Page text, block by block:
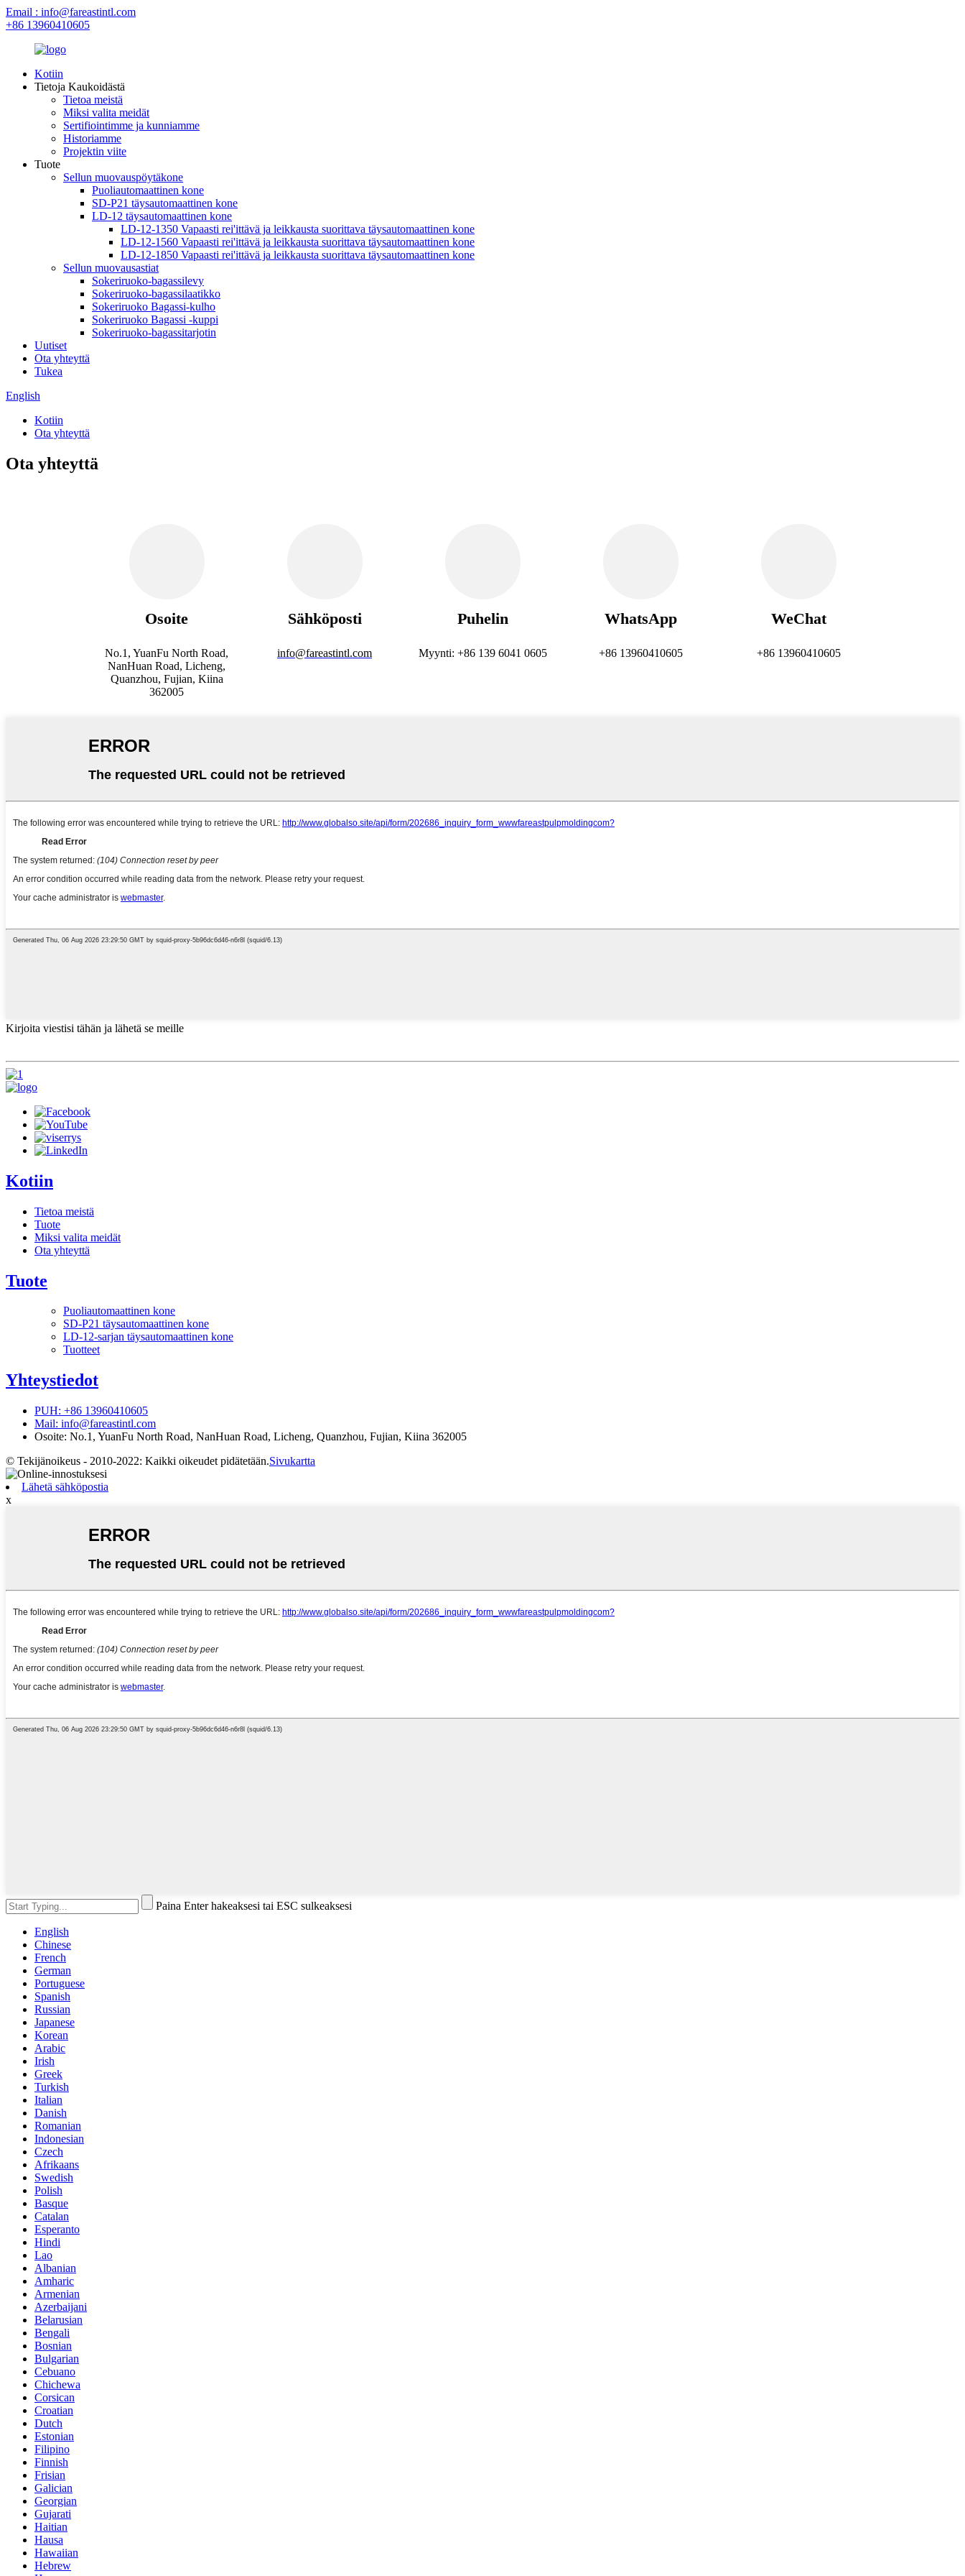
Email : info@fareastintl.com
+86 13960410605
Kotiin
Tietoja Kaukoidästä
Tietoa meistä
Miksi valita meidät
Sertifiointimme ja kunniamme
Historiamme
Projektin viite
Tuote
Sellun muovauspöytäkone
Puoliautomaattinen kone
SD-P21 täysautomaattinen kone
LD-12 täysautomaattinen kone
LD-12-1350 Vapaasti rei'ittävä ja leikkausta suorittava täysautomaattinen kone
LD-12-1560 Vapaasti rei'ittävä ja leikkausta suorittava täysautomaattinen kone
LD-12-1850 Vapaasti rei'ittävä ja leikkausta suorittava täysautomaattinen kone
Sellun muovausastiat
Sokeriruoko-bagassilevy
Sokeriruoko-bagassilaatikko
Sokeriruoko Bagassi-kulho
Sokeriruoko Bagassi -kuppi
Sokeriruoko-bagassitarjotin
Uutiset
Ota yhteyttä
Tukea
English
Kotiin
Ota yhteyttä
Ota yhteyttä
Osoite
No.1, YuanFu North Road,
NanHuan Road, Licheng,
Quanzhou, Fujian, Kiina
362005
Sähköposti
info@fareastintl.com
Puhelin
Myynti: +86 139 6041 0605
WhatsApp
+86 13960410605
WeChat
+86 13960410605
Kirjoita viestisi tähän ja lähetä se meille
Kotiin
Tietoa meistä
Tuote
Miksi valita meidät
Ota yhteyttä
Tuote
Puoliautomaattinen kone
SD-P21 täysautomaattinen kone
LD-12-sarjan täysautomaattinen kone
Tuotteet
Yhteystiedot
PUH: +86 13960410605
Mail: info@fareastintl.com
Osoite: No.1, YuanFu North Road, NanHuan Road, Licheng, Quanzhou, Fujian, Kiina 362005
© Tekijänoikeus - 2010-2022: Kaikki oikeudet pidätetään.Sivukartta
Lähetä sähköpostia
x
Paina Enter hakeaksesi tai ESC sulkeaksesi
English
Chinese
French
German
Portuguese
Spanish
Russian
Japanese
Korean
Arabic
Irish
Greek
Turkish
Italian
Danish
Romanian
Indonesian
Czech
Afrikaans
Swedish
Polish
Basque
Catalan
Esperanto
Hindi
Lao
Albanian
Amharic
Armenian
Azerbaijani
Belarusian
Bengali
Bosnian
Bulgarian
Cebuano
Chichewa
Corsican
Croatian
Dutch
Estonian
Filipino
Finnish
Frisian
Galician
Georgian
Gujarati
Haitian
Hausa
Hawaiian
Hebrew